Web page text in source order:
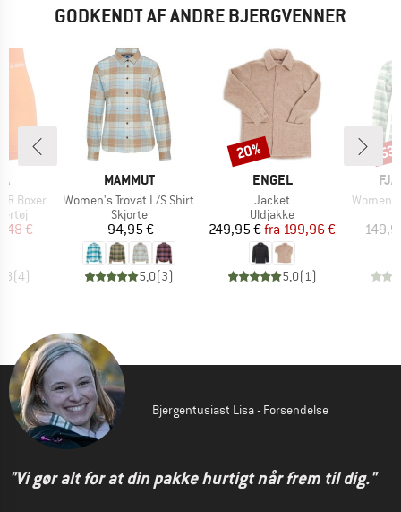
GODKENDT AF ANDRE BJERGVENNER
Boxer
pris
€
(4)
MÆRKE
MAMMUT
Artikel
Women's Trovat L/S Shirt
Produktgruppe
Skjorte
Pris
94,95 €
5,0(3)
MÆRKE
ENGEL
Artikel
Jacket
Produktgruppe
Uldjakke
Pris
249,95 € Nedsat pris
fra 199,96 €
5,0(1)
Rabat
20%
Artikel
Bjergentusiast Lisa - Forsendelse
"Vi gør alt for at din pakke hurtigt når frem til dig."